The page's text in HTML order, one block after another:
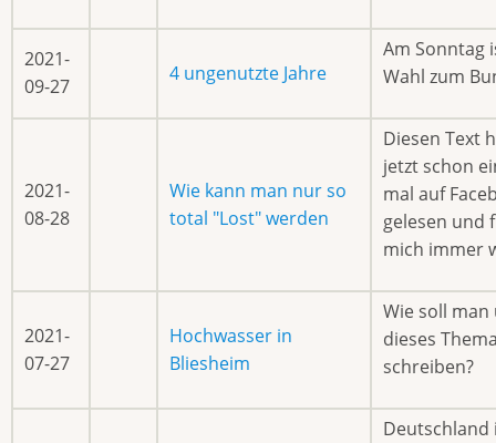
2021-
09-27
4 ungenutzte Jahre
Am Sonntag
Wahl zum
2021-
08-28
Wie kann man nur so
total "Lost" werden
Diesen Text
jetzt schon
mal auf
gelesen und
mich immer
2021-
07-27
Hochwasser in
Bliesheim
Wie soll man
dieses
schreiben?
Deutschland